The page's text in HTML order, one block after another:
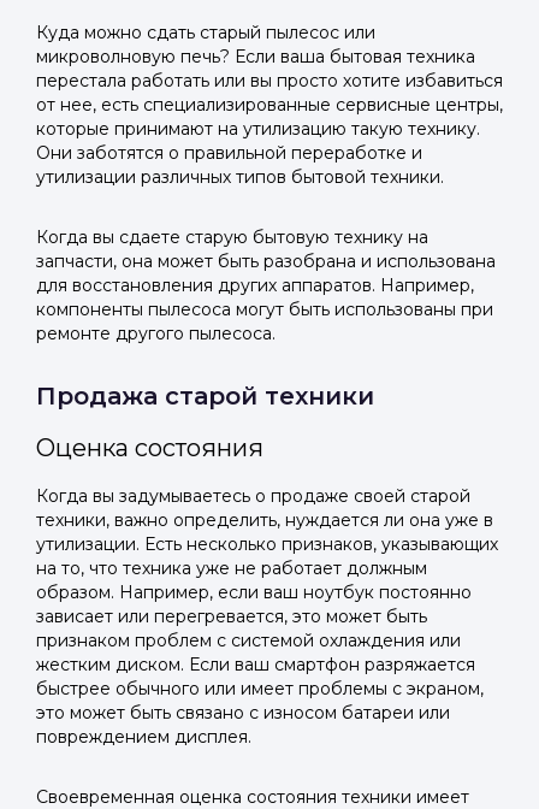
Куда можно сдать старый пылесос или
микроволновую печь? Если ваша бытовая техника
перестала работать или вы просто хотите избавиться
от нее, есть специализированные сервисные центры,
которые принимают на утилизацию такую технику.
Они заботятся о правильной переработке и
утилизации различных типов бытовой техники.
Когда вы сдаете старую бытовую технику на
запчасти, она может быть разобрана и использована
для восстановления других аппаратов. Например,
компоненты пылесоса могут быть использованы при
ремонте другого пылесоса.
Продажа старой техники
Оценка состояния
Когда вы задумываетесь о продаже своей старой
техники, важно определить, нуждается ли она уже в
утилизации. Есть несколько признаков, указывающих
на то, что техника уже не работает должным
образом. Например, если ваш ноутбук постоянно
зависает или перегревается, это может быть
признаком проблем с системой охлаждения или
жестким диском. Если ваш смартфон разряжается
быстрее обычного или имеет проблемы с экраном,
это может быть связано с износом батареи или
повреждением дисплея.
Своевременная оценка состояния техники имеет